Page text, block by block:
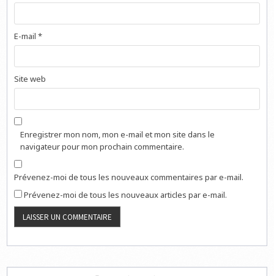
E-mail*
Site web
Enregistrer mon nom, mon e-mail et mon site dans le
navigateur pour mon prochain commentaire.
Prévenez-moi de tous les nouveaux commentaires par e-mail.
Prévenez-moi de tous les nouveaux articles par e-mail.